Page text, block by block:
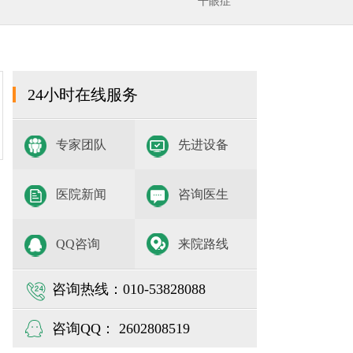
24小时在线服务
专家团队 先进设备
医院新闻 咨询医生
QQ咨询 来院路线
咨询热线：010-53828088
咨询QQ： 2602808519